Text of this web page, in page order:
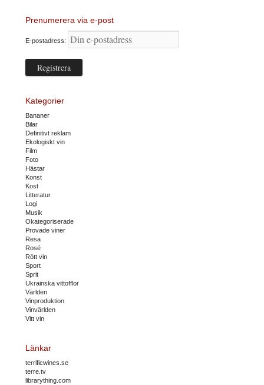
Prenumerera via e-post
E-postadress:
Kategorier
Bananer
Bilar
Definitivt reklam
Ekologiskt vin
Film
Foto
Hästar
Konst
Kost
Litteratur
Logi
Musik
Okategoriserade
Provade viner
Resa
Rosé
Rött vin
Sport
Sprit
Ukrainska vittofflor
Världen
Vinproduktion
Vinvärlden
Vitt vin
Länkar
terrificwines.se
terre.tv
librarything.com